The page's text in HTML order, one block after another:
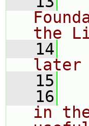
the
   14
later
   15
   16
in